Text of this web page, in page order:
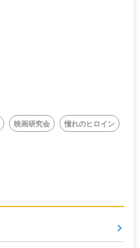
映画研究会
憧れのヒロイン